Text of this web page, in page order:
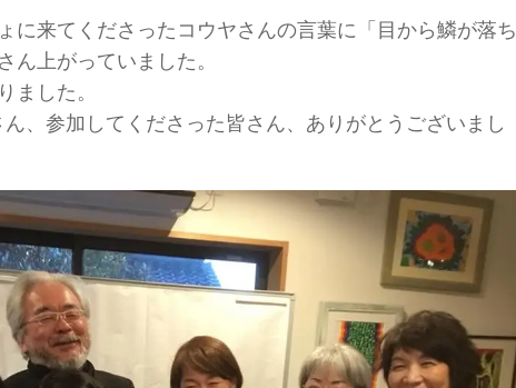
に来てくださったコウヤさんの言葉に「目から鱗が落ち
ん上がっていました。
ました。
ん、参加してくださった皆さん、ありがとうございまし